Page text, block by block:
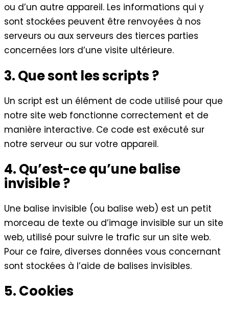
ou d’un autre appareil. Les informations qui y
sont stockées peuvent être renvoyées à nos
serveurs ou aux serveurs des tierces parties
concernées lors d’une visite ultérieure.
3. Que sont les scripts ?
Un script est un élément de code utilisé pour que
notre site web fonctionne correctement et de
manière interactive. Ce code est exécuté sur
notre serveur ou sur votre appareil.
4. Qu’est-ce qu’une balise
invisible ?
Une balise invisible (ou balise web) est un petit
morceau de texte ou d’image invisible sur un site
web, utilisé pour suivre le trafic sur un site web.
Pour ce faire, diverses données vous concernant
sont stockées à l’aide de balises invisibles.
5. Cookies